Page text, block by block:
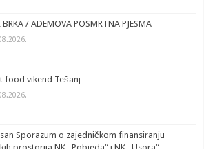
/ ADEMOVA POSMRTNA PJESMA
food vikend Tešanj
Sporazum o zajedničkom finansiranju